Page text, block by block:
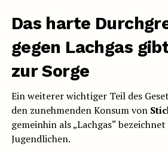
Das harte
gegen Lachgas
zur Sorge
Ein weiterer wichtiger Teil des
den zunehmenden Konsum von
gemeinhin als „Lachgas“
Jugendlichen.